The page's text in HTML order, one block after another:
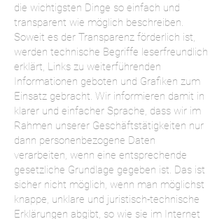
die wichtigsten Dinge so einfach und
transparent wie möglich beschreiben.
Soweit es der Transparenz förderlich ist,
werden technische Begriffe leserfreundlich
erklärt, Links zu weiterführenden
Informationen geboten und Grafiken zum
Einsatz gebracht. Wir informieren damit in
klarer und einfacher Sprache, dass wir im
Rahmen unserer Geschäftstätigkeiten nur
dann personenbezogene Daten
verarbeiten, wenn eine entsprechende
gesetzliche Grundlage gegeben ist. Das ist
sicher nicht möglich, wenn man möglichst
knappe, unklare und juristisch-technische
Erklärungen abgibt, so wie sie im Internet